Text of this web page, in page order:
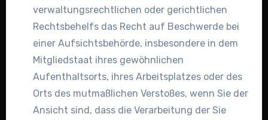
verwaltungsrechtlichen oder gerichtlichen
Rechtsbehelfs das Recht auf Beschwerde bei
einer Aufsichtsbehörde, insbesondere in dem
Mitgliedstaat ihres gewöhnlichen
Aufenthaltsorts, ihres Arbeitsplatzes oder des
Orts des mutmaßlichen Verstoßes, wenn Sie der
Ansicht sind, dass die Verarbeitung der Sie